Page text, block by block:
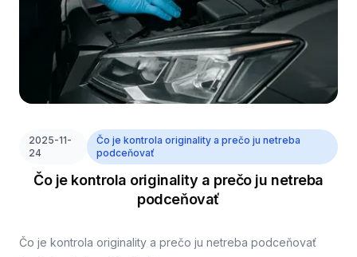
2025-11-
24
Čo je kontrola originality a prečo ju netreba
podceňovať
Čo je kontrola originality a prečo ju netreba
podceňovať
Čo je kontrola originality a prečo ju netreba podceňovať